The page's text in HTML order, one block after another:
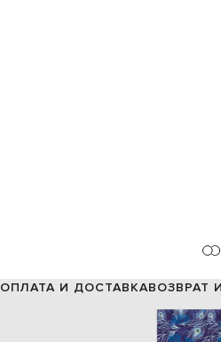
ОПЛАТА И ДОСТАВКАВОЗВРАТ